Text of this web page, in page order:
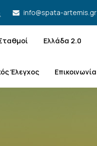
info@spata-artemis.gr
Ελλάδα 2.0
Έλεγχος Επικοινωνία